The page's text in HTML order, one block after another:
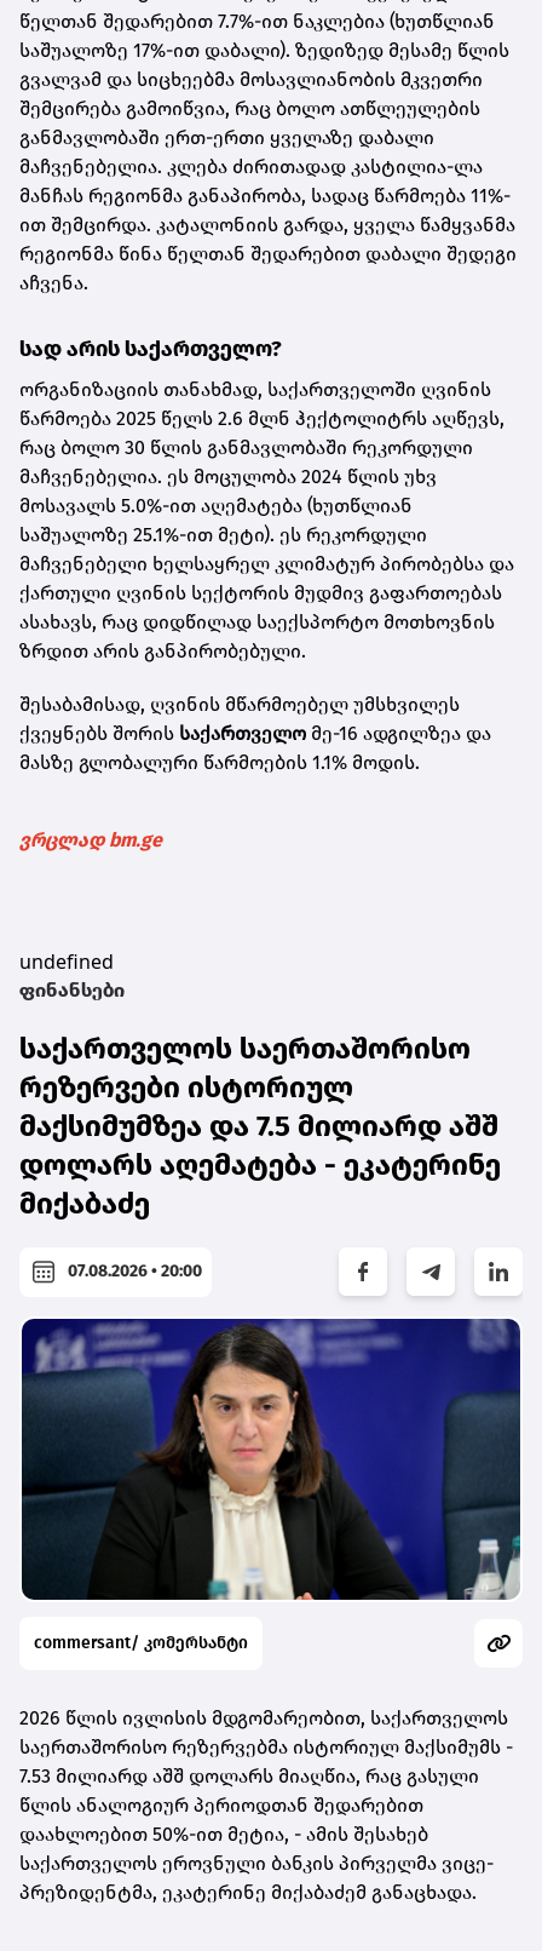
წელთან შედარებით 7.7%-ით ნაკლებია (ხუთწლიან
საშუალოზე 17%-ით დაბალი). ზედიზედ მესამე წლის
გვალვამ და სიცხეებმა მოსავლიანობის მკვეთრი
შემცირება გამოიწვია, რაც ბოლო ათწლეულების
განმავლობაში ერთ-ერთი ყველაზე დაბალი
მაჩვენებელია. კლება ძირითადად კასტილია-ლა
მანჩას რეგიონმა განაპირობა, სადაც წარმოება 11%-
ით შემცირდა. კატალონიის გარდა, ყველა წამყვანმა
რეგიონმა წინა წელთან შედარებით დაბალი შედეგი
აჩვენა.
სად არის საქართველო?
ორგანიზაციის თანახმად, საქართველოში ღვინის
წარმოება 2025 წელს 2.6 მლნ ჰექტოლიტრს აღწევს,
რაც ბოლო 30 წლის განმავლობაში რეკორდული
მაჩვენებელია. ეს მოცულობა 2024 წლის უხვ
მოსავალს 5.0%-ით აღემატება (ხუთწლიან
საშუალოზე 25.1%-ით მეტი). ეს რეკორდული
მაჩვენებელი ხელსაყრელ კლიმატურ პირობებსა და
ქართული ღვინის სექტორის მუდმივ გაფართოებას
ასახავს, რაც დიდწილად საექსპორტო მოთხოვნის
ზრდით არის განპირობებული.
შესაბამისად, ღვინის მწარმოებელ უმსხვილეს
ქვეყნებს შორის საქართველო მე-16 ადგილზეა და
მასზე გლობალური წარმოების 1.1% მოდის.
ვრცლად bm.ge
undefined
ფინანსები
საქართველოს საერთაშორისო
რეზერვები ისტორიულ
მაქსიმუმზეა და 7.5 მილიარდ აშშ
დოლარს აღემატება - ეკატერინე
მიქაბაძე
07.08.2026 • 20:00
commersant/ კომერსანტი
2026 წლის ივლისის მდგომარეობით, საქართველოს
საერთაშორისო რეზერვებმა ისტორიულ მაქსიმუმს -
7.53 მილიარდ აშშ დოლარს მიაღწია, რაც გასული
წლის ანალოგიურ პერიოდთან შედარებით
დაახლოებით 50%-ით მეტია, - ამის შესახებ
საქართველოს ეროვნული ბანკის პირველმა ვიცე-
პრეზიდენტმა, ეკატერინე მიქაბაძემ განაცხადა.